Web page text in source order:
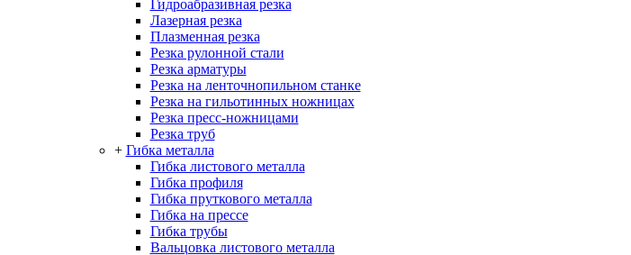
Гидроабразивная резка
Лазерная резка
Плазменная резка
Резка рулонной стали
Резка арматуры
Резка на ленточнопильном станке
Резка на гильотинных ножницах
Резка пресс-ножницами
Резка труб
+ Гибка металла
Гибка листового металла
Гибка профиля
Гибка пруткового металла
Гибка на прессе
Гибка трубы
Вальцовка листового металла